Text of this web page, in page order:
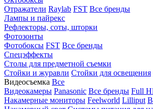
Отражатели Raylab FST Все бренды
Лампы и пайрекс
Рефлекторы, соты, шторки
Фотозонты
Фотобоксы FST Все бренды
Спецэффекты
Столы для предметной съемки
Стойки и журавли Стойки для освещения
Видеосъемка Все
Видеокамеры Panasonic Все бренды Full
Накамерные мониторы Feelworld Lilliput